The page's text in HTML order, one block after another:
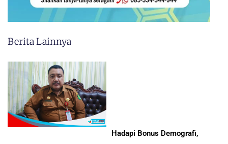
Berita Lainnya
Hadapi Bonus Demografi,